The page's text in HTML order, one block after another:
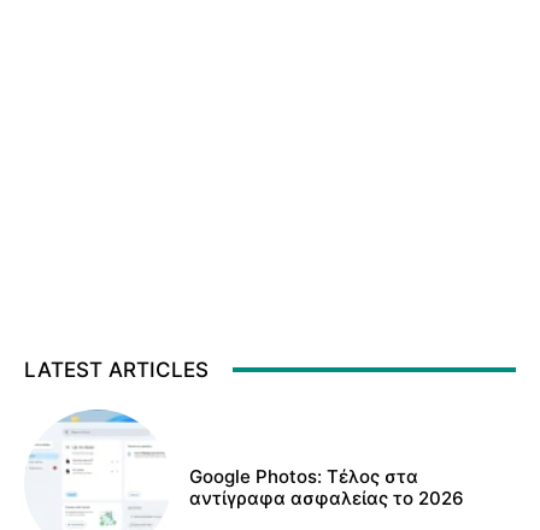
LATEST ARTICLES
Google Photos: Τέλος στα
αντίγραφα ασφαλείας το 2026